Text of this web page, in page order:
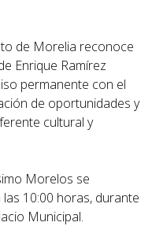
de Morelia reconoce
Enrique Ramírez
permanente con el
de oportunidades y
cultural y
Morelos se
10:00 horas, durante
Municipal.